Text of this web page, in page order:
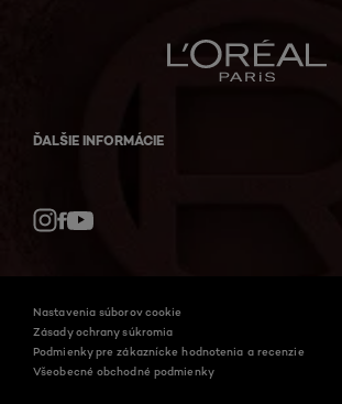
ĎALŠIE INFORMÁCIE
Nastavenia súborov cookie
Zásady ochrany súkromia
Podmienky pre zákaznícke hodnotenia a recenzie
Všeobecné obchodné podmienky